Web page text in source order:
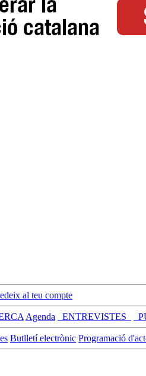
al teu compte
Agenda _ENTREVISTES_
Butlletí electrònic Programació